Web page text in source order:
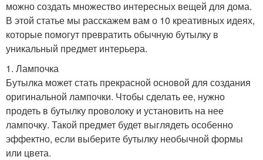
можно создать множество интересных вещей для дома.
В этой статье мы расскажем вам о 10 креативных идеях,
которые помогут превратить обычную бутылку в
уникальный предмет интерьера.
1. Лампочка
Бутылка может стать прекрасной основой для создания
оригинальной лампочки. Чтобы сделать ее, нужно
продеть в бутылку проволоку и установить на нее
лампочку. Такой предмет будет выглядеть особенно
эффектно, если выберите бутылку необычной формы
или цвета.